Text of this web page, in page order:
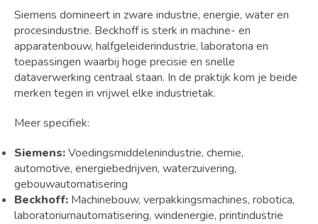
Siemens domineert in zware industrie, energie, water en
procesindustrie. Beckhoff is sterk in machine- en
apparatenbouw, halfgeleiderindustrie, laboratoria en
toepassingen waarbij hoge precisie en snelle
dataverwerking centraal staan. In de praktijk kom je beide
merken tegen in vrijwel elke industrietak.
Meer specifiek:
Siemens:Voedingsmiddelenindustrie, chemie,
automotive, energiebedrijven, waterzuivering,
gebouwautomatisering
Beckhoff: Machinebouw, verpakkingsmachines, robotica,
laboratoriumautomatisering, windenergie, printindustrie